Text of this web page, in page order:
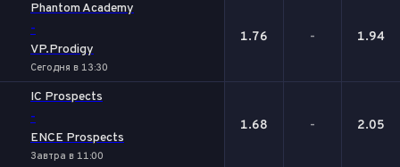
Phantom Academy
-
VP.Prodigy
Сегодня в 13:30
1.76 - 1.94
IC Prospects
-
ENCE Prospects
Завтра в 11:00
1.68 - 2.05